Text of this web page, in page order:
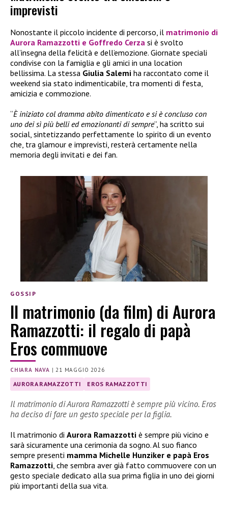
imprevisti
Nonostante il piccolo incidente di percorso, il matrimonio di
Aurora Ramazzotti e Goffredo Cerza si è svolto
all’insegna della felicità e dell’emozione. Giornate speciali
condivise con la famiglia e gli amici in una location
bellissima. La stessa Giulia Salemi ha raccontato come il
weekend sia stato indimenticabile, tra momenti di festa,
amicizia e commozione.
“È iniziato col dramma abito dimenticato e si è concluso con
uno dei sì più belli ed emozionanti di sempre”, ha scritto sui
social, sintetizzando perfettamente lo spirito di un evento
che, tra glamour e imprevisti, resterà certamente nella
memoria degli invitati e dei fan.
GOSSIP
Il matrimonio (da film) di Aurora
Ramazzotti: il regalo di papà
Eros commuove
CHIARA NAVA | 21 MAGGIO 2026
AURORA RAMAZZOTTI EROS RAMAZZOTTI
Il matrimonio di Aurora Ramazzotti è sempre più vicino. Eros
ha deciso di fare un gesto speciale per la figlia.
Il matrimonio di Aurora Ramazzotti è sempre più vicino e
sarà sicuramente una cerimonia da sogno. Al suo fianco
sempre presenti mamma Michelle Hunziker e papà Eros
Ramazzotti, che sembra aver già fatto commuovere con un
gesto speciale dedicato alla sua prima figlia in uno dei giorni
più importanti della sua vita.